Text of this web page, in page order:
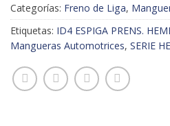
Categorías: Freno de Liga,
Etiquetas: ID4 ESPIGA PRENS.
Mangueras Automotrices, SERIE